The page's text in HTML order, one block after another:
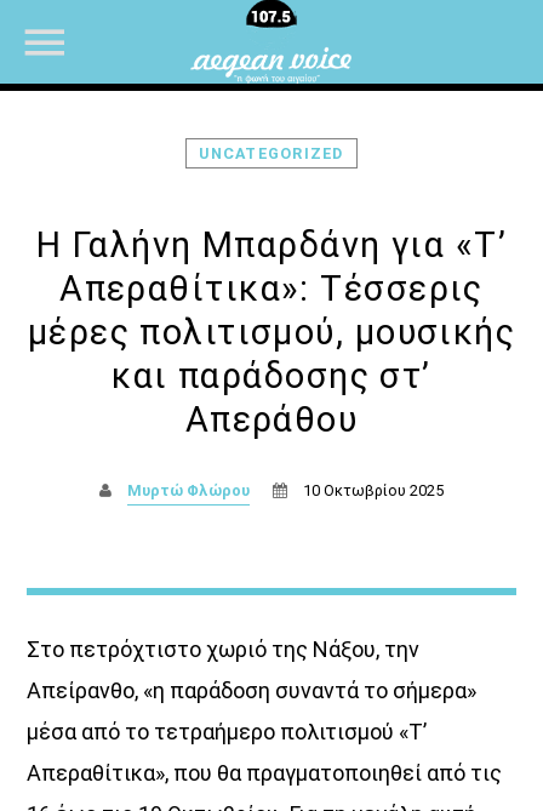
Κοιμάστε με άλλους, ξυπνάτε μαζί
μου
UNCATEGORIZED
Η Γαλήνη Μπαρδάνη για «Τ’
Απεραθίτικα»: Τέσσερις
μέρες πολιτισμού, μουσικής
και παράδοσης στ’
Απεράθου
Μυρτώ Φλώρου 10 Οκτωβρίου 2025
Στο πετρόχτιστο χωριό της Νάξου, την
Απείρανθο, «η παράδοση συναντά το σήμερα»
μέσα από το τετραήμερο πολιτισμού «Τ’
Απεραθίτικα», που θα πραγματοποιηθεί από τις